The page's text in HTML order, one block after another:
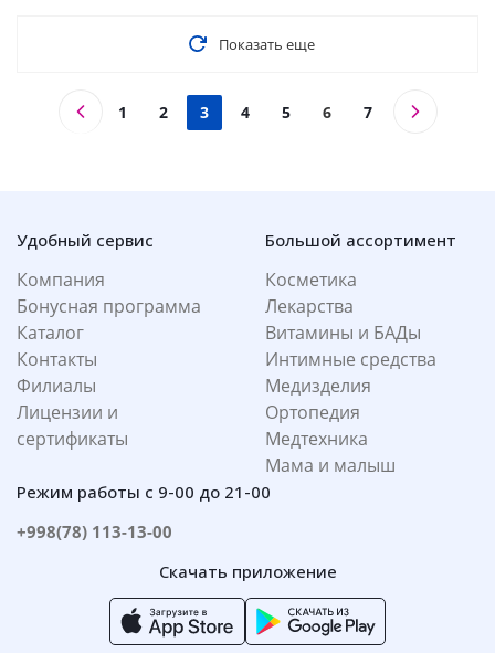
Показать еще
1 2 3 4 5 6 7
Удобный сервис
Компания
Бонусная программа
Каталог
Контакты
Филиалы
Лицензии и
сертификаты
Большой ассортимент
Косметика
Лекарства
Витамины и БАДы
Интимные средства
Медизделия
Ортопедия
Медтехника
Мама и малыш
Режим работы с 9-00 до 21-00
+998(78) 113-13-00
Скачать приложение